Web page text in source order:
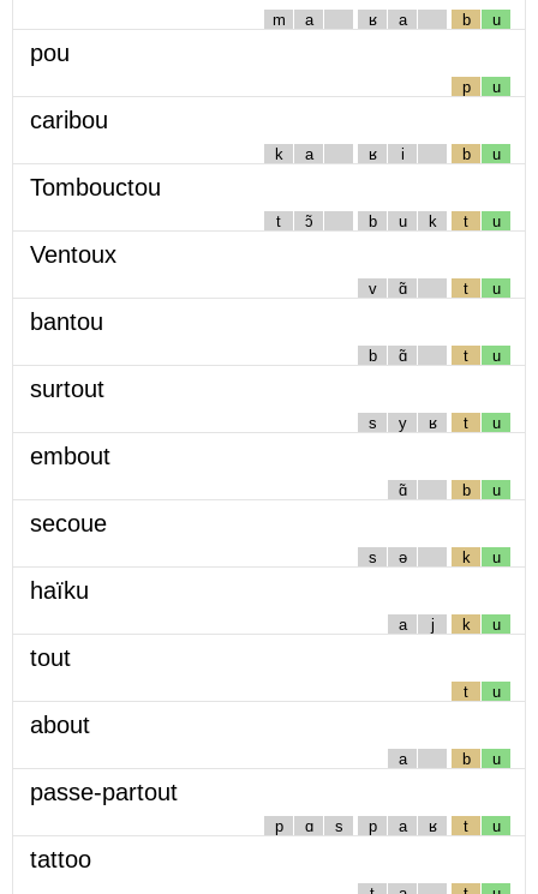
m a ʁ a b u
pou
p u
caribou
k a ʁ i b u
Tombouctou
t ɔ̃ b u k t u
Ventoux
v ɑ̃ t u
bantou
b ɑ̃ t u
surtout
s y ʁ t u
embout
ɑ̃ b u
secoue
s ə k u
haïku
a j k u
tout
t u
about
a b u
passe-partout
p ɑ s p a ʁ t u
tattoo